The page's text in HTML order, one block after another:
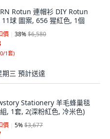
Rotun 連帽衫 DIY Rotun
11球 圖案, 656 猩紅色, 1個
價 38%$6,580
1套)
期三 預計送達
Stationery 羊毛蜂巢毯
, 1套, 2(深粉紅色, 冷米色)
價 5%$3,677